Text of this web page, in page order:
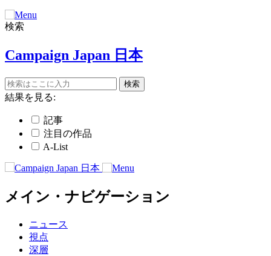
検索
Campaign Japan 日本
結果を見る:
記事
注目の作品
A-List
メイン・ナビゲーション
ニュース
視点
深層